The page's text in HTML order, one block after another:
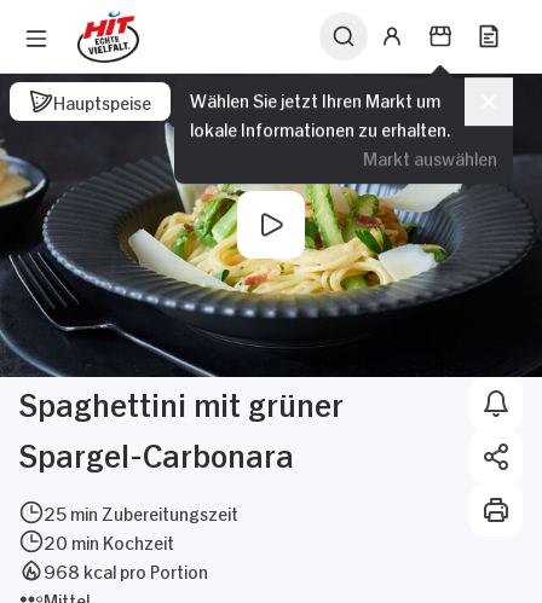
Wählen Sie jetzt Ihren Markt um
lokale Informationen zu erhalten.
Markt auswählen
Hauptspeise
Spaghettini mit grüner
Spargel-Carbonara
25 min Zubereitungszeit
20 min Kochzeit
968 kcal pro Portion